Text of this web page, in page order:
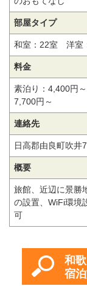
部屋タイプ
和室：22室 洋室
料金
素泊り：4,400円
7,700円～
連絡先
日高郡由良町吹井
概要
旅館、近辺に景勝
の設置、WiFi環境
可
和
宿